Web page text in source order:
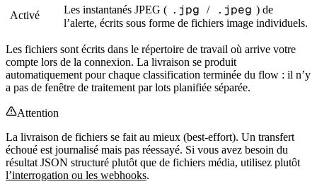
Activé Les instantanés JPEG ( .jpg / .jpeg ) de
l’alerte, écrits sous forme de fichiers image individuels.
Les fichiers sont écrits dans le répertoire de travail où arrive votre
compte lors de la connexion. La livraison se produit
automatiquement pour chaque classification terminée du flow : il n’y
a pas de fenêtre de traitement par lots planifiée séparée.
Attention
La livraison de fichiers se fait au mieux (best-effort). Un transfert
échoué est journalisé mais pas réessayé. Si vous avez besoin du
résultat JSON structuré plutôt que de fichiers média, utilisez plutôt
l’interrogation ou les webhooks.